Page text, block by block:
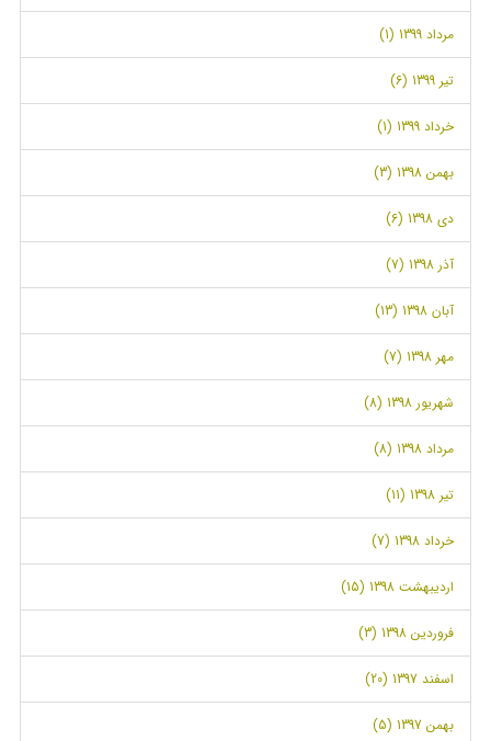
مرداد 1399 (1)
تیر 1399 (6)
خرداد 1399 (1)
بهمن 1398 (3)
دی 1398 (6)
آذر 1398 (7)
آبان 1398 (13)
مهر 1398 (7)
شهریور 1398 (8)
مرداد 1398 (8)
تیر 1398 (11)
خرداد 1398 (7)
اردیبهشت 1398 (15)
فروردین 1398 (3)
اسفند 1397 (20)
بهمن 1397 (5)